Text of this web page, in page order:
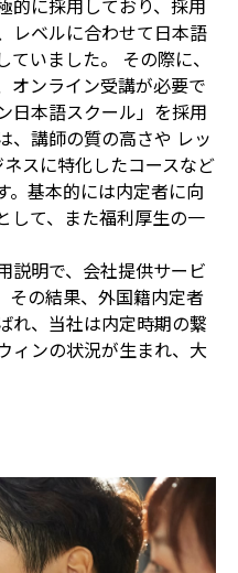
レベルに合わせて日本語
いました。 その際に、
オンライン受講が必要で
日本語スクール」を採用
、講師の質の高さや レッ
スに特化したコースなど
。基本的には内定者に向
して、また福利厚生の一
説明で、会社提供サービ
その結果、外国籍内定者
れ、当社は内定時期の繋
ィンの状況が生まれ、大